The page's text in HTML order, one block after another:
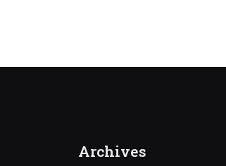
Archives